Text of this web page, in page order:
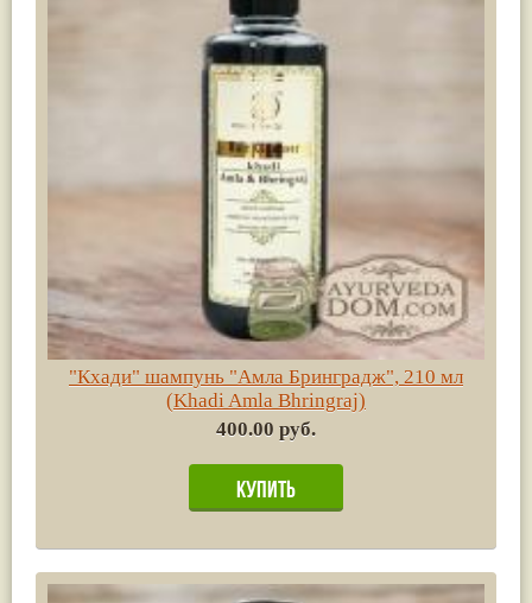
"Кхади" шампунь "Амла Бринградж", 210 мл
(Khadi Amla Bhringraj)
400.00 руб.